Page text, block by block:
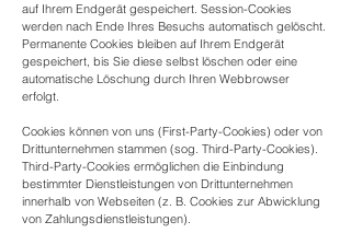
auf Ihrem Endgerät gespeichert. Session-Cookies
werden nach Ende Ihres Besuchs automatisch gelöscht.
Permanente Cookies bleiben auf Ihrem Endgerät
gespeichert, bis Sie diese selbst löschen oder eine
automatische Löschung durch Ihren Webbrowser
erfolgt.
Cookies können von uns (First-Party-Cookies) oder von
Drittunternehmen stammen (sog. Third-Party-Cookies).
Third-Party-Cookies ermöglichen die Einbindung
bestimmter Dienstleistungen von Drittunternehmen
innerhalb von Webseiten (z. B. Cookies zur Abwicklung
von Zahlungsdienstleistungen).